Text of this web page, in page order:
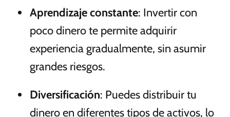
Aprendizaje constante: Invertir con
poco dinero te permite adquirir
experiencia gradualmente, sin asumir
grandes riesgos.
Diversificación: Puedes distribuir tu
dinero en diferentes tipos de activos, lo